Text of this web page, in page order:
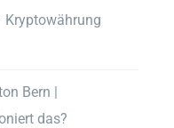
Kryptowährung
Bern |
das?